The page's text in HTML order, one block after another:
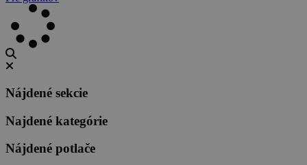
Nájdené sekcie
Najdené kategórie
Nájdené potlače